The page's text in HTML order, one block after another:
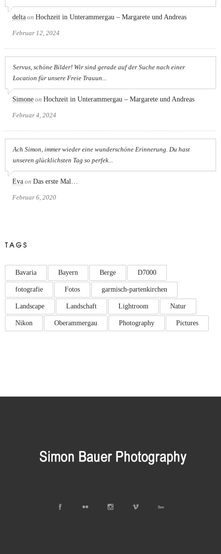
delta on Hochzeit in Unterammergau – Margarete und Andreas
Februar 12, 2024
Servus, schöne Bilder! Wir sind gerade auf der Suche nach einer
Location für unsere Freie Trauun...
Simone on Hochzeit in Unterammergau – Margarete und Andreas
Februar 4, 2024
Ach Simon, immer wieder eine wunderschöne Erinnerung. Du hast
unseren glücklichsten Tag so perfek...
Eva on Das erste Mal…
Februar 6, 2020
TAGS
Bavaria Bayern Berge D7000
fotografie Fotos garmisch-partenkirchen
Landscape Landschaft Lightroom Natur
Nikon Oberammergau Photography Pictures